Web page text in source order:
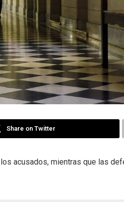
Share on Twitter
acusados, mientras que las